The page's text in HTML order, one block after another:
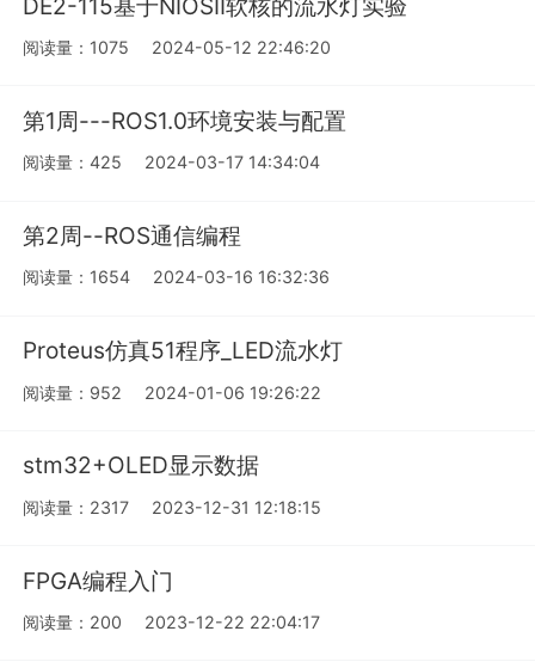
阅读量：1075 2024-05-12 22:46:20
第1周---ROS1.0环境安装与配置
阅读量：425 2024-03-17 14:34:04
第2周--ROS通信编程
阅读量：1654 2024-03-16 16:32:36
Proteus仿真51程序_LED流水灯
阅读量：952 2024-01-06 19:26:22
stm32+OLED显示数据
阅读量：2317 2023-12-31 12:18:15
FPGA编程入门
阅读量：200 2023-12-22 22:04:17